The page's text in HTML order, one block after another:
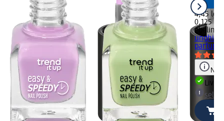
4,45 lei
0,125 l
ebelin
unghii
Notă